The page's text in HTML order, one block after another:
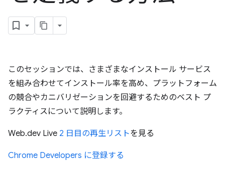
このセッションでは、さまざまなインストール サービス
を組み合わせてインストール率を高め、プラットフォーム
の競合やカニバリゼーションを回避するためのベスト プ
ラクティスについて説明します。
Web.dev Live 2 日目の再生リストを見る
Chrome Developers に登録する